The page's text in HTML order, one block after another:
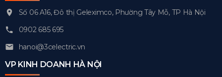
Số 06 A16, Đô thị Geleximco, Phường Tây Mỗ, TP Hà Nội
0902 685 695
hanoi@3celectric.vn
VP KINH DOANH HÀ NỘI